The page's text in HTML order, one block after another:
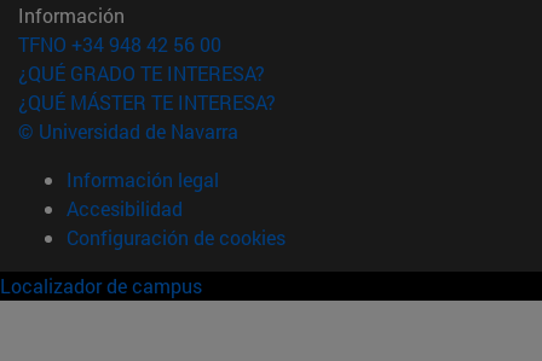
Información
TFNO +34 948 42 56 00
¿QUÉ GRADO TE INTERESA?
¿QUÉ MÁSTER TE INTERESA?
© Universidad de Navarra
Información legal
Accesibilidad
Configuración de cookies
Localizador de campus